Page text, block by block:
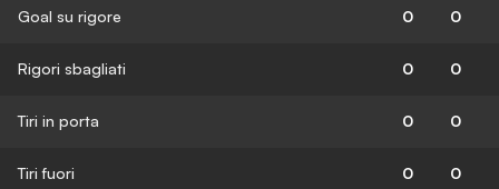
Goal su rigore 0 0
Rigori sbagliati 0 0
Tiri in porta 0 0
Tiri fuori 0 0